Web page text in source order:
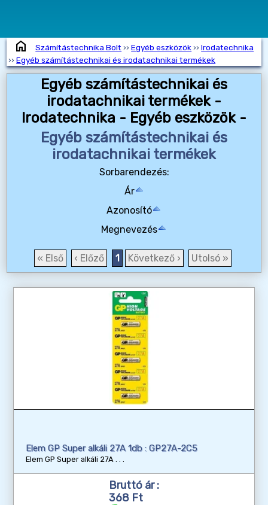
home Számítástechnika Bolt ››Egyéb eszközök››Irodatechnika
››Egyéb számítástechnikai és irodatachnikai termékek
Egyéb számítástechnikai és
irodatachnikai termékek -
Irodatechnika - Egyéb eszközök -
Egyéb számítástechnikai és
irodatachnikai termékek
Sorbarendezés:
Ár
Azonosító
Megnevezés
« Első ‹ Előző 1 Következő › Utolsó »
Elem GP Super alkáli 27A 1db : GP27A-2C5
Elem GP Super alkáli 27A
Bruttó ár :
368 Ft